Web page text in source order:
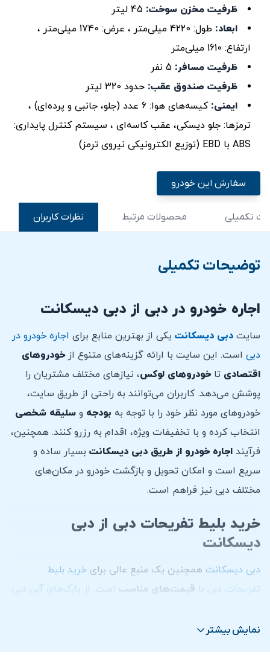
ظرفیت مخزن سوخت:
ابعاد:
طول: 4220 میلی‌متر ، عرض: 1740 میلی‌متر ،
ارتفاع: 1610 میلی‌متر
ظرفیت مسافر:
ظرفیت صندوق عقب: حدود 320 لیتر
ایمنی:
کیسه‌های هوا: 6 عدد (جلو، جانبی و پرده‌ای) ،
ترمزها: جلو دیسکی، عقب کاسه‌ای ، سیستم کنترل پایداری:
ABS با EBD (توزیع الکترونیکی نیروی ترمز)
سفارش این خودرو
تکمیلی محصولات مرتبط نظرات کاربران
توضیحات تکمیلی
اجاره خودرو در دبی از دبی دیسکانت
سایت دبی دیسکانت یکی از بهترین منابع برای اجاره خودرو در
دبی است. این سایت با ارائه گزینه‌های متنوع ازخودروهای
اقتصادی تاخودروهای لوکس، نیازهای مختلف مشتریان را
پوشش می‌دهد. کاربران می‌توانند به راحتی از طریق سایت،
خودروهای مورد نظر خود را با توجه به بودجه و سلیقه شخصی
انتخاب کرده و با تخفیفات ویژه، اقدام به رزرو کنند. همچنین،
فرآیند اجاره خودرو از طریق دبی دیسکانت بسیار ساده و
سریع است و امکان تحویل و بازگشت خودرو در مکان‌های
مختلف دبی نیز فراهم است.
خرید بلیط تفریحات دبی از دبی
دیسکانت
دبی دیسکانت همچنین یک منبع عالی برای خرید بلیط
تفریحات دبی با قیمت‌های مناسب است. از پارک‌های آبی دبی
بازدید از برج خلیفه
نمایش بیشتر